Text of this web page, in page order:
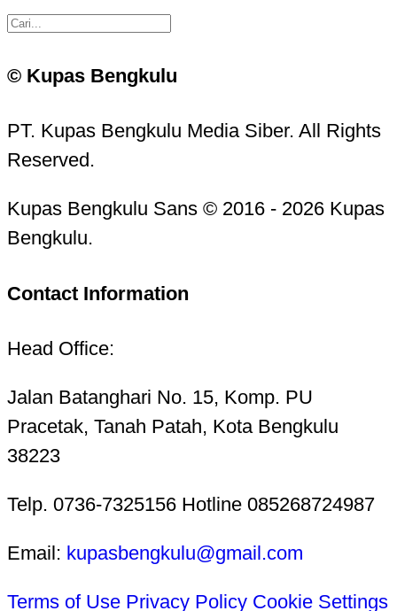
© Kupas Bengkulu
PT. Kupas Bengkulu Media Siber. All Rights
Reserved.
Kupas Bengkulu Sans © 2016 - 2026 Kupas
Bengkulu.
Contact Information
Head Office:
Jalan Batanghari No. 15, Komp. PU
Pracetak, Tanah Patah, Kota Bengkulu
38223
Telp. 0736-7325156 Hotline 085268724987
Email: kupasbengkulu@gmail.com
Terms of Use Privacy Policy Cookie Settings